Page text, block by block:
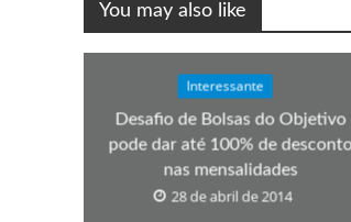
You may also like
Interessante
Desafio de Bolsas do Objetivo
pode dar até 100% de
nas mensalidades
28 de abril de 2014